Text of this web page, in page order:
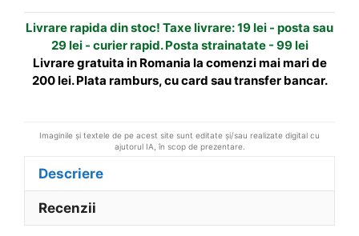
si
rama
din
lemn
t
iLivrare rapida din stoc! Taxe livrare: 19 lei - posta sau
29 lei - curier rapid. Posta strainatate - 99 lei
Livrare gratuita in Romania la comenzi mai mari de
200 lei. Plata ramburs, cu card sau transfer bancar.
Imaginile și textele de pe acest site sunt editate și/sau realizate digital cu
ajutorul IA, în scop de prezentare.
Descriere
Recenzii